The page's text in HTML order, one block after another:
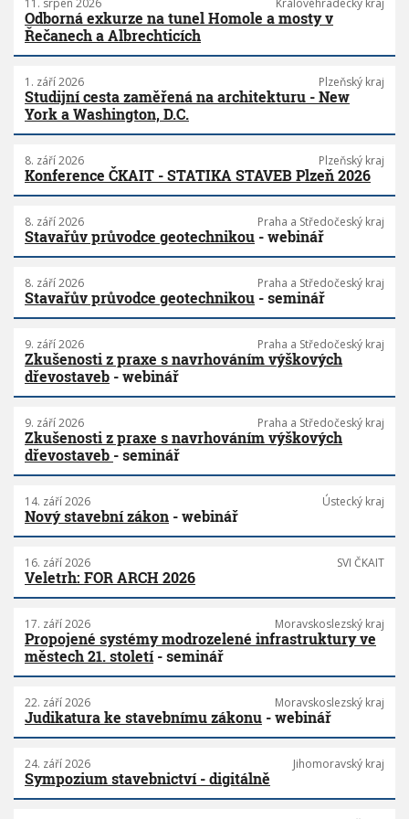
11. srpen 2026 Královéhradecký kraj
Odborná exkurze na tunel Homole a mosty v
Řečanech a Albrechticích
1. září 2026 Plzeňský kraj
Studijní cesta zaměřená na architekturu - New
York a Washington, D.C.
8. září 2026 Plzeňský kraj
Konference ČKAIT - STATIKA STAVEB Plzeň 2026
8. září 2026 Praha a Středočeský kraj
Stavařův průvodce geotechnikou - webinář
8. září 2026 Praha a Středočeský kraj
Stavařův průvodce geotechnikou - seminář
9. září 2026 Praha a Středočeský kraj
Zkušenosti z praxe s navrhováním výškových
dřevostaveb - webinář
9. září 2026 Praha a Středočeský kraj
Zkušenosti z praxe s navrhováním výškových
dřevostaveb - seminář
14. září 2026 Ústecký kraj
Nový stavební zákon - webinář
16. září 2026 SVI ČKAIT
Veletrh: FOR ARCH 2026
17. září 2026 Moravskoslezský kraj
Propojené systémy modrozelené infrastruktury ve
městech 21. století- seminář
22. září 2026 Moravskoslezský kraj
Judikatura ke stavebnímu zákonu - webinář
24. září 2026 Jihomoravský kraj
Sympozium stavebnictví - digitálně